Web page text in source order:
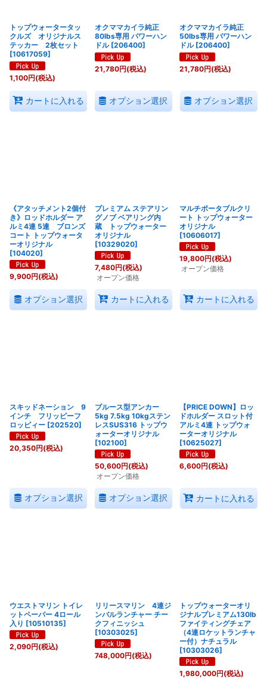
トップウォータータッ
クルズ オリジナルス
テッカー 2枚セット
[10617059]
1,100円(税込)
カートに入れる
オクママカイラ純正
80lbs専用 パワーハン
ドル [206400]
21,780円(税込)
オプション選択
オクママカイラ純正
50lbs専用 パワーハン
ドル [206400]
21,780円(税込)
オプション選択
《アタッチメント2個付
き》ロッドホルダー ア
ルミ4連 5連 ブロンズ
コート トップウォータ
ーオリジナル
[104020]
9,900円(税込)
オプション選択
プレミアム ステアリン
グノブ ベアリング内
蔵 トップウォーター
オリジナル
[10329020]
7,480円(税込)
オープン価格
カートに入れる
マルチポータブルクリ
ート トップウォーター
オリジナル
[10606017]
19,800円(税込)
オープン価格
カートに入れる
スキッドネーション 9
インチ フリッピーフ
ロッピィー [202520]
20,350円(税込)
オプション選択
ブルース型アンカー
5kg 7.5kg 10kgステン
レスSUS316 トップウ
ォーターオリジナル
[102100]
50,600円(税込)
オープン価格
オプション選択
【PRICE DOWN】ロッ
ドホルダー スロット付
アルミ4連 トップウォ
ーターオリジナル
[10625027]
6,600円(税込)
カートに入れる
ウエストマリン トイレ
ットペーパー 4ロール
入り [10510135]
2,090円(税込)
リリースマリン 4連ジ
ンバルランチャー チー
クフィニッシュ
[10303025]
748,000円(税込)
トップウォーターオリ
ジナルプレミアム130lb
ファイティングチェア
（4連ロケットランチャ
ー付）ナチュラル
[10303026]
1,980,000円(税込)